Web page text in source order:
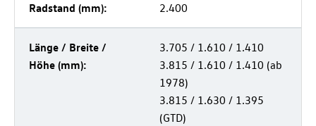
Radstand (mm): 2.400
Länge / Breite /
Höhe (mm):
3.705 / 1.610 / 1.410
3.815 / 1.610 / 1.410 (ab
1978)
3.815 / 1.630 / 1.395
(GTD)